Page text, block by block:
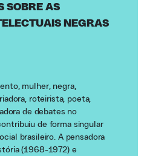
SOBRE AS
NEGRAS
mulher, negra,
roteirista, poeta,
de debates no
de forma singular
brasileiro. A pensadora
(1968-1972) e